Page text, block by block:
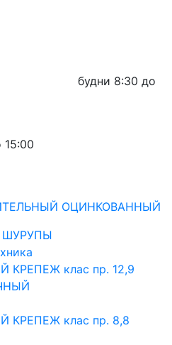
будни 8:30 до
15:00
ОЦИНКОВАННЫЙ
ШУРУПЫ
КРЕПЕЖ клас пр. 12,9
КРЕПЕЖ клас пр. 8,8